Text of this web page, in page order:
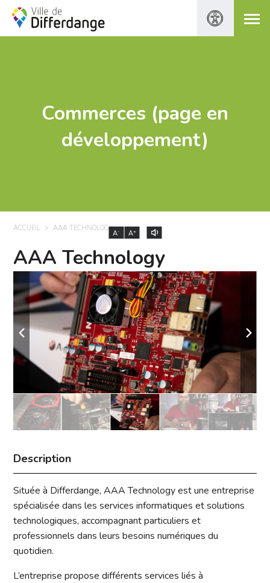
Commerces (page en
développement)
ACCUEIL AAA TECHNOLOGY
A- A+
AAA Technology
Description
Située à Differdange, AAA Technology est une entreprise
spécialisée dans les services informatiques et solutions
technologiques, accompagnant particuliers et
professionnels dans leurs besoins numériques du
quotidien.
L’entreprise propose différents services liés à